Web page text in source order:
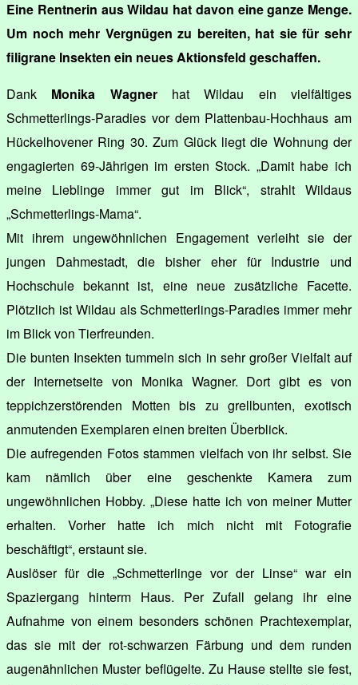
Eine Rentnerin aus Wildau hat davon eine ganze Menge.
Um noch mehr Vergnügen zu bereiten, hat sie für sehr
filigrane Insekten ein neues Aktionsfeld geschaffen.
Dank Monika Wagnerhat Wildau ein vielfältiges
Schmetterlings-Paradies vor dem Plattenbau-Hochhaus am
Hückelhovener Ring 30. Zum Glück liegt die Wohnung der
engagierten 69-Jährigen im ersten Stock. „Damit habe ich
meine Lieblinge immer gut im Blick“, strahlt Wildaus
„Schmetterlings-Mama“.
Mit ihrem ungewöhnlichen Engagement verleiht sie der
jungen Dahmestadt, die bisher eher für Industrie und
Hochschule bekannt ist, eine neue zusätzliche Facette.
Plötzlich ist Wildau als Schmetterlings-Paradies immer mehr
im Blick von Tierfreunden.
Die bunten Insekten tummeln sich in sehr großer Vielfalt auf
der Internetseite von Monika Wagner. Dort gibt es von
teppichzerstörenden Motten bis zu grellbunten, exotisch
anmutenden Exemplaren einen breiten Überblick.
Die aufregenden Fotos stammen vielfach von ihr selbst. Sie
kam nämlich über eine geschenkte Kamera zum
ungewöhnlichen Hobby. „Diese hatte ich von meiner Mutter
erhalten. Vorher hatte ich mich nicht mit Fotografie
beschäftigt“, erstaunt sie.
Auslöser für die „Schmetterlinge vor der Linse“ war ein
Spaziergang hinterm Haus. Per Zufall gelang ihr eine
Aufnahme von einem besonders schönen Prachtexemplar,
das sie mit der rot-schwarzen Färbung und dem runden
augenähnlichen Muster beflügelte. Zu Hause stellte sie fest,